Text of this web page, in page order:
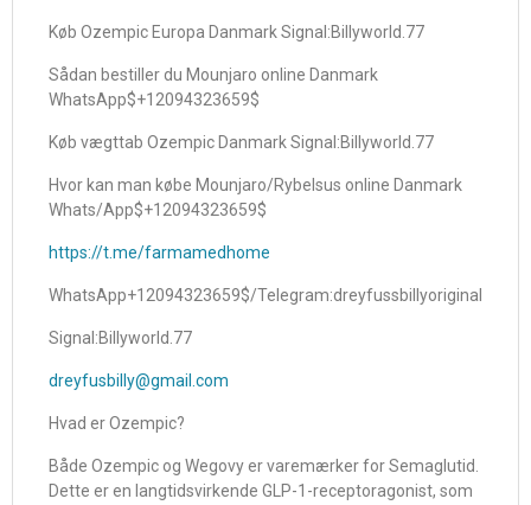
Køb Ozempic Europa Danmark Signal:Billyworld.77
Sådan bestiller du Mounjaro online Danmark
WhatsApp$+12094323659$
Køb vægttab Ozempic Danmark Signal:Billyworld.77
Hvor kan man købe Mounjaro/Rybelsus online Danmark
Whats/App$+12094323659$
https://t.me/farmamedhome
WhatsApp+12094323659$/Telegram:dreyfussbillyoriginal
Signal:Billyworld.77
dreyfusbilly@gmail.com
Hvad er Ozempic?
Både Ozempic og Wegovy er varemærker for Semaglutid.
Dette er en langtidsvirkende GLP-1-receptoragonist, som